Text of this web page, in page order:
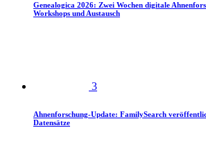
Genealogica 2026: Zwei Wochen digitale
Workshops und Austausch
3
Ahnenforschung-Update: FamilySearch
Datensätze